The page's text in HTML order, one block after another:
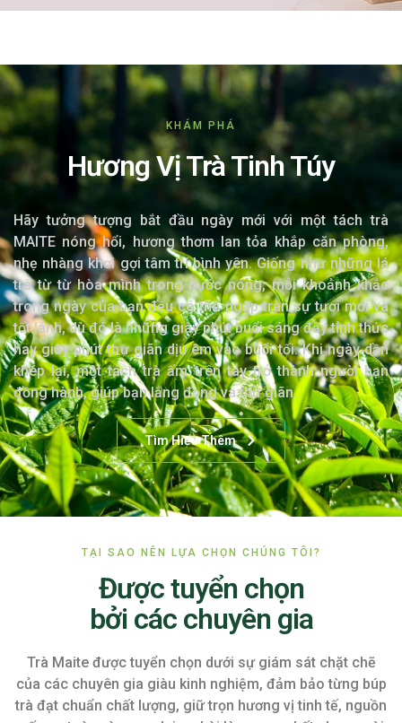
KHÁM PHÁ
Hương Vị Trà Tinh Túy
Hãy tưởng tượng bắt đầu ngày mới với một tách trà
MAITE nóng hổi, hương thơm lan tỏa khắp căn phòng,
nhẹ nhàng khơi gợi tâm trí bình yên. Giống như những lá
trà từ từ hòa mình trong nước nóng, mỗi khoảnh khắc
trong ngày của bạn đều có thể ngập tràn sự tươi mới và
tốt lành, dù đó là những giây phút buổi sáng đầy tỉnh thức
hay giây phút thư giãn dịu êm vào buổi tối. Khi ngày dần
khép lại, một tách trà ấm trên tay trở thành người bạn
đồng hành, giúp bạn lắng đọng và thư giãn.
Tìm Hiểu Thêm
TẠI SAO NÊN LỰA CHỌN CHÚNG TÔI?
Được tuyển chọn
bởi các chuyên gia
Trà Maite được tuyển chọn dưới sự giám sát chặt chẽ
của các chuyên gia giàu kinh nghiệm, đảm bảo từng búp
trà đạt chuẩn chất lượng, giữ trọn hương vị tinh tế, nguồn